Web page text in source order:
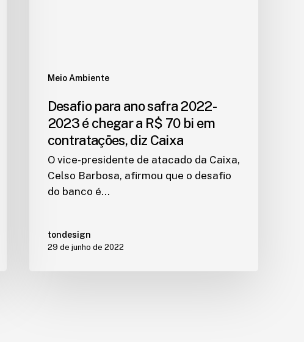
Meio Ambiente
Desafio para ano safra 2022-
2023 é chegar a R$ 70 bi em
contratações, diz Caixa
O vice-presidente de atacado da Caixa,
Celso Barbosa, afirmou que o desafio
do banco é…
tondesign
29 de junho de 2022